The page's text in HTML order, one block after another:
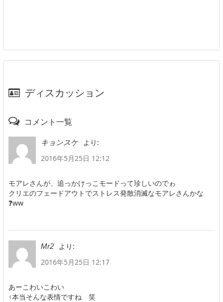
ディスカッション
コメント一覧
キョンスケ
より:
2016年5月25日 12:12
モアレさんが、追っかけっこモードって珍しいのでゎ
クリエのフェードアウトでストレス発散消滅なモアレさんかな
❓ww
Mr2
より:
2016年5月25日 12:17
あーこわいこわい
↑本当そんな表情ですね 笑